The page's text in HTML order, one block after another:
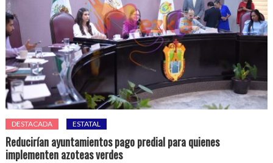
DESTACADA ESTATAL
Reducirían ayuntamientos pago predial para quienes
implementen azoteas verdes